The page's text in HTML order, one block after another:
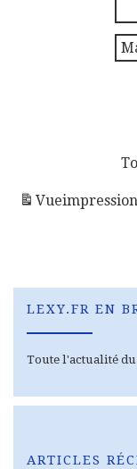
Vueimpression
LEXY.FR EN
Toute l'actualité
ARTICLES